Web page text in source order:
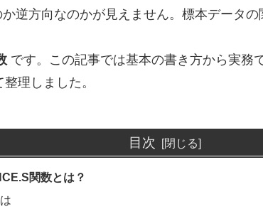
逆方向なのかが見えません。標本データ
です。この記事では基本の書き方から実務
理しました。
目次
関数とは？